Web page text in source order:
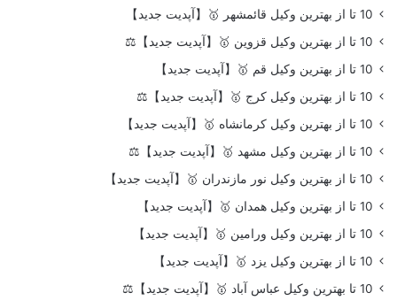
10 تا از بهترین وکیل قائمشهر 🥇【آپدیت جدید】
10 تا از بهترین وکیل قزوین 🥇【آپدیت جدید】⚖️
10 تا از بهترین وکیل قم 🥇【آپدیت جدید】
10 تا از بهترین وکیل کرج 🥇【آپدیت جدید】⚖️
10 تا از بهترین وکیل کرمانشاه 🥇【آپدیت جدید】
10 تا از بهترین وکیل مشهد 🥇【آپدیت جدید】⚖️
10 تا از بهترین وکیل نور مازندران 🥇【آپدیت جدید】
10 تا از بهترین وکیل همدان 🥇【آپدیت جدید】
10 تا از بهترین وکیل ورامین 🥇【آپدیت جدید】
10 تا از بهترین وکیل یزد 🥇【آپدیت جدید】
10 تا بهترین وکیل عباس آباد 🥇【آپدیت جدید】⚖️